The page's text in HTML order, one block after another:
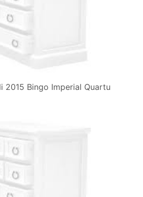
2015 Bingo Imperial Quartu